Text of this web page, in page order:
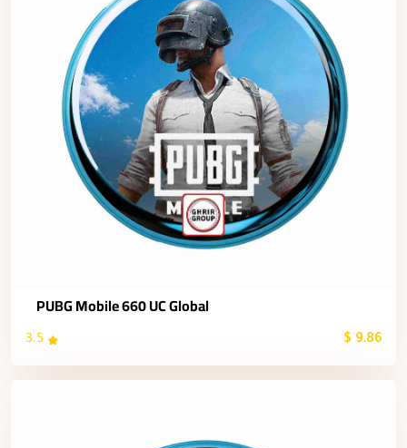
PUBG Mobile 660 UC Global
9.86 $
3.5